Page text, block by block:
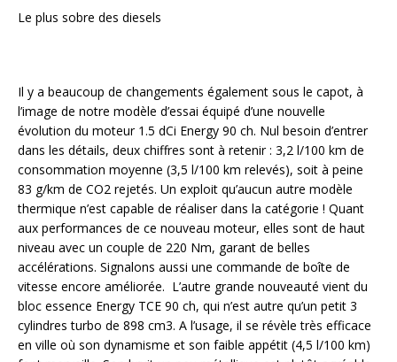
Le plus sobre des diesels
Il y a beaucoup de changements également sous le capot, à
l’image de notre modèle d’essai équipé d’une nouvelle
évolution du moteur 1.5 dCi Energy 90 ch. Nul besoin d’entrer
dans les détails, deux chiffres sont à retenir : 3,2 l/100 km de
consommation moyenne (3,5 l/100 km relevés), soit à peine
83 g/km de CO2 rejetés. Un exploit qu’aucun autre modèle
thermique n’est capable de réaliser dans la catégorie ! Quant
aux performances de ce nouveau moteur, elles sont de haut
niveau avec un couple de 220 Nm, garant de belles
accélérations. Signalons aussi une commande de boîte de
vitesse encore améliorée. L’autre grande nouveauté vient du
bloc essence Energy TCE 90 ch, qui n’est autre qu’un petit 3
cylindres turbo de 898 cm3. A l’usage, il se révèle très efficace
en ville où son dynamisme et son faible appétit (4,5 l/100 km)